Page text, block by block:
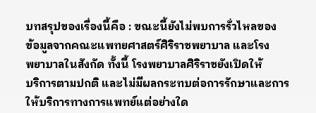
บทสรุปของเรื่องนี้คือ : ขณะนี้ยังไม่พบการรั่วไหลของ
ข้อมูลจากคณะแพทยศาสตร์ศิริราชพยาบาล และโรง
พยาบาลในสังกัด ทั้งนี้ โรงพยาบาลศิริราชยังเปิดให้
บริการตามปกติ และไม่มีผลกระทบต่อการรักษาและการ
ให้บริการทางการแพทย์แต่อย่างใด